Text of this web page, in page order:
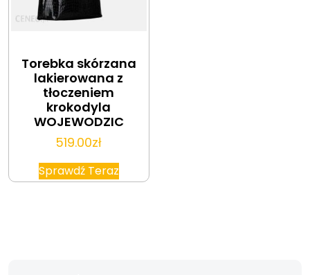
Torebka skórzana
lakierowana z
tłoczeniem
krokodyla
WOJEWODZIC
519.00zł
Sprawdź Teraz